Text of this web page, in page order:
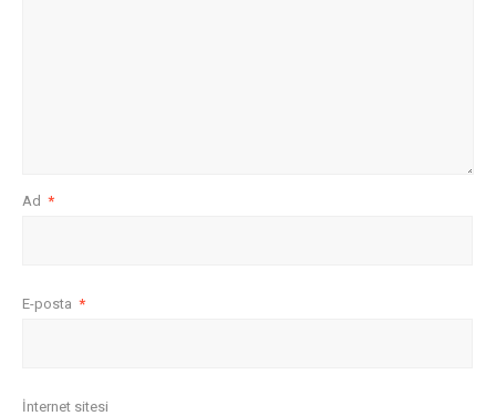
Ad *
E-posta *
İnternet sitesi